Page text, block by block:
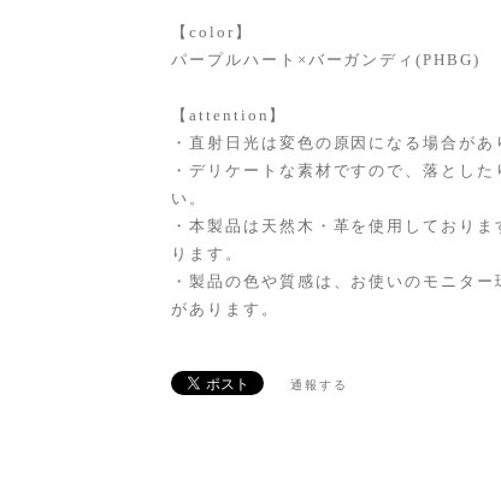
【color】
パープルハート×バーガンディ(PHBG)
【attention】
・直射日光は変色の原因になる場合があ
・デリケートな素材ですので、落とし
い。
・本製品は天然木・革を使用しており
ります。
・製品の色や質感は、お使いのモニタ
があります。
通報する